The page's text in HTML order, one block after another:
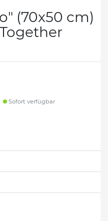
(70x50 cm)
Sofort verfügbar